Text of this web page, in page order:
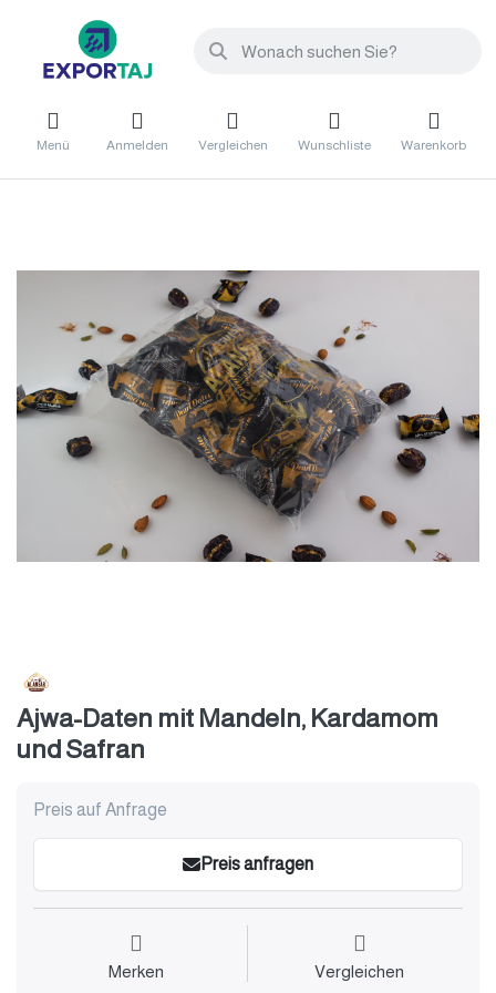
Menü Anmelden Vergleichen Wunschliste Warenkorb
Ajwa-Daten mit Mandeln, Kardamom
und Safran
Preis auf Anfrage
Preis anfragen
Merken Vergleichen